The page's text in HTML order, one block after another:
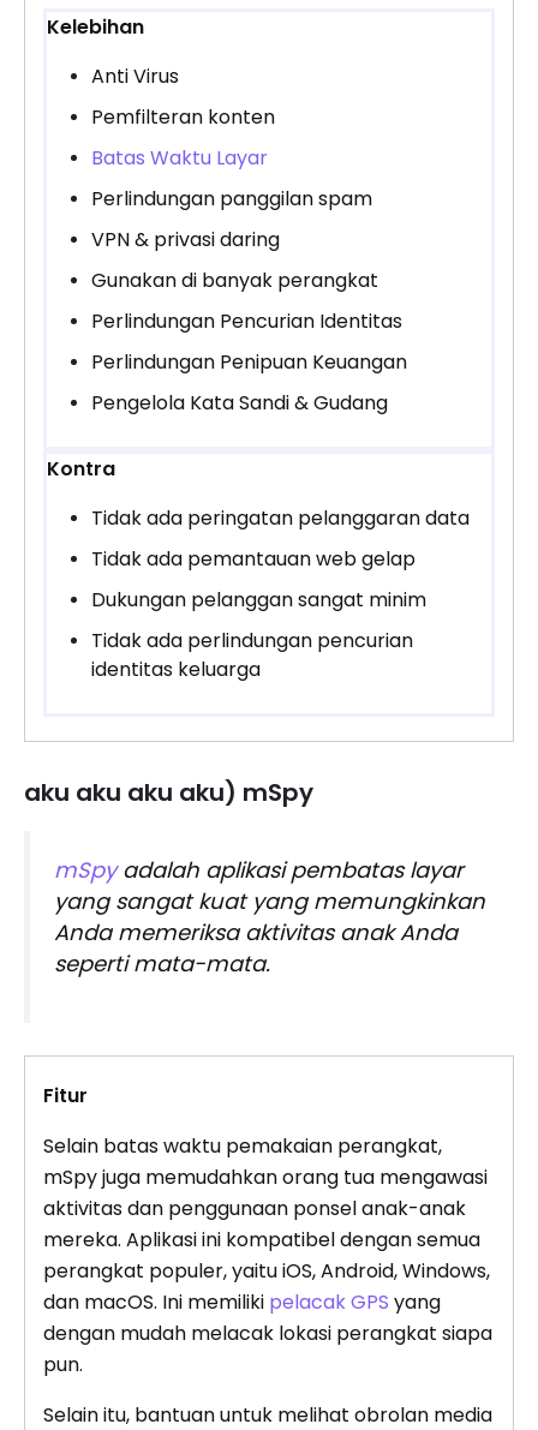
Kelebihan
Anti Virus
Pemfilteran konten
Batas Waktu Layar
Perlindungan panggilan spam
VPN & privasi daring
Gunakan di banyak perangkat
Perlindungan Pencurian Identitas
Perlindungan Penipuan Keuangan
Pengelola Kata Sandi & Gudang
Kontra
Tidak ada peringatan pelanggaran data
Tidak ada pemantauan web gelap
Dukungan pelanggan sangat minim
Tidak ada perlindungan pencurian
identitas keluarga
aku aku aku aku) mSpy
mSpyadalah aplikasi pembatas layar
yang sangat kuat yang memungkinkan
Anda memeriksa aktivitas anak Anda
seperti mata-mata.
Fitur
Selain batas waktu pemakaian perangkat,
mSpy juga memudahkan orang tua mengawasi
aktivitas dan penggunaan ponsel anak-anak
mereka. Aplikasi ini kompatibel dengan semua
perangkat populer, yaitu iOS, Android, Windows,
dan macOS. Ini memiliki pelacak GPS yang
dengan mudah melacak lokasi perangkat siapa
pun.
Selain itu, bantuan untuk melihat obrolan media